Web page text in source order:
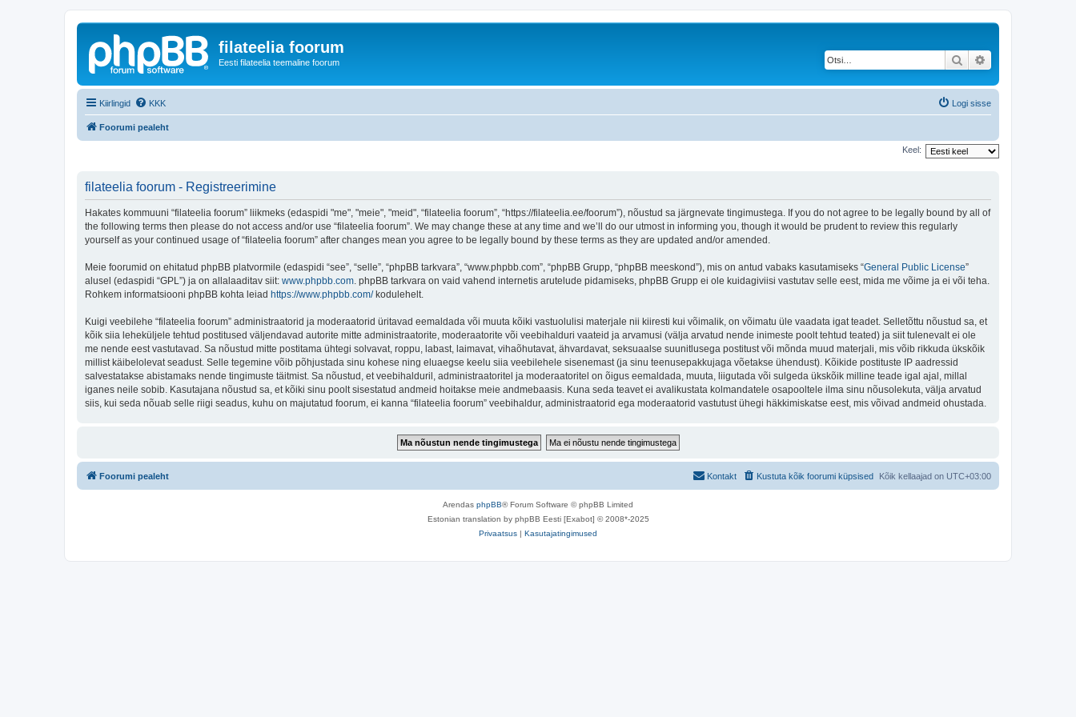
filateelia foorum
Eesti filateelia teemaline foorum Otsi
Kiirlingid KKK Logi sisse
Foorumi pealeht
Keel:
filateelia foorum - Registreerimine
Hakates kommuuni “filateelia foorum” liikmeks (edaspidi "me", "meie", "meid", “filateelia foorum”, “https://filateelia.ee/foorum”), nõustud sa järgnevate tingimustega. If you do not agree to be legally bound by all of
the following terms then please do not access and/or use “filateelia foorum”. We may change these at any time and we’ll do our utmost in informing you, though it would be prudent to review this regularly
yourself as your continued usage of “filateelia foorum” after changes mean you agree to be legally bound by these terms as they are updated and/or amended.
Meie foorumid on ehitatud phpBB platvormile (edaspidi “see”, “selle”, “phpBB tarkvara”, “www.phpbb.com”, “phpBB Grupp, “phpBB meeskond”), mis on antud vabaks kasutamiseks “General Public License”
alusel (edaspidi “GPL”) ja on allalaaditav siit: www.phpbb.com. phpBB tarkvara on vaid vahend internetis arutelude pidamiseks, phpBB Grupp ei ole kuidagiviisi vastutav selle eest, mida me võime ja ei või teha.
Rohkem informatsiooni phpBB kohta leiad https://www.phpbb.com/kodulehelt.
Kuigi veebilehe “filateelia foorum” administraatorid ja moderaatorid üritavad eemaldada või muuta kõiki vastuolulisi materjale nii kiiresti kui võimalik, on võimatu üle vaadata igat teadet. Selletõttu nõustud sa, et
kõik siia leheküljele tehtud postitused väljendavad autorite mitte administraatorite, moderaatorite või veebihalduri vaateid ja arvamusi (välja arvatud nende inimeste poolt tehtud teated) ja siit tulenevalt ei ole
me nende eest vastutavad. Sa nõustud mitte postitama ühtegi solvavat, roppu, labast, laimavat, vihaõhutavat, ähvardavat, seksuaalse suunitlusega postitust või mõnda muud materjali, mis võib rikkuda ükskõik
millist käibelolevat seadust. Selle tegemine võib põhjustada sinu kohese ning eluaegse keelu siia veebilehele sisenemast (ja sinu teenusepakkujaga võetakse ühendust). Kõikide postituste IP aadressid
salvestatakse abistamaks nende tingimuste täitmist. Sa nõustud, et veebihalduril, administraatoritel ja moderaatoritel on õigus eemaldada, muuta, liigutada või sulgeda ükskõik milline teade igal ajal, millal
iganes neile sobib. Kasutajana nõustud sa, et kõiki sinu poolt sisestatud andmeid hoitakse meie andmebaasis. Kuna seda teavet ei avalikustata kolmandatele osapooltele ilma sinu nõusolekuta, välja arvatud
siis, kui seda nõuab selle riigi seadus, kuhu on majutatud foorum, ei kanna “filateelia foorum” veebihaldur, administraatorid ega moderaatorid vastutust ühegi häkkimiskatse eest, mis võivad andmeid ohustada.
Foorumi pealeht Kõik kellaajad on UTC+03:00
Kustuta kõik foorumi küpsised
Kontakt
Arendas phpBB® Forum Software © phpBB Limited
Estonian translation by phpBB Eesti [Exabot] © 2008*-2025
Privaatsus | Kasutajatingimused